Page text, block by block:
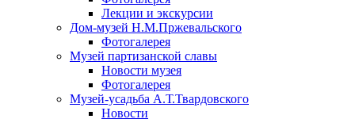
Лекции и экскурсии
Дом-музей Н.М.Пржевальского
Фотогалерея
Музей партизанской славы
Новости музея
Фотогалерея
Музей-усадьба А.Т.Твардовского
Новости